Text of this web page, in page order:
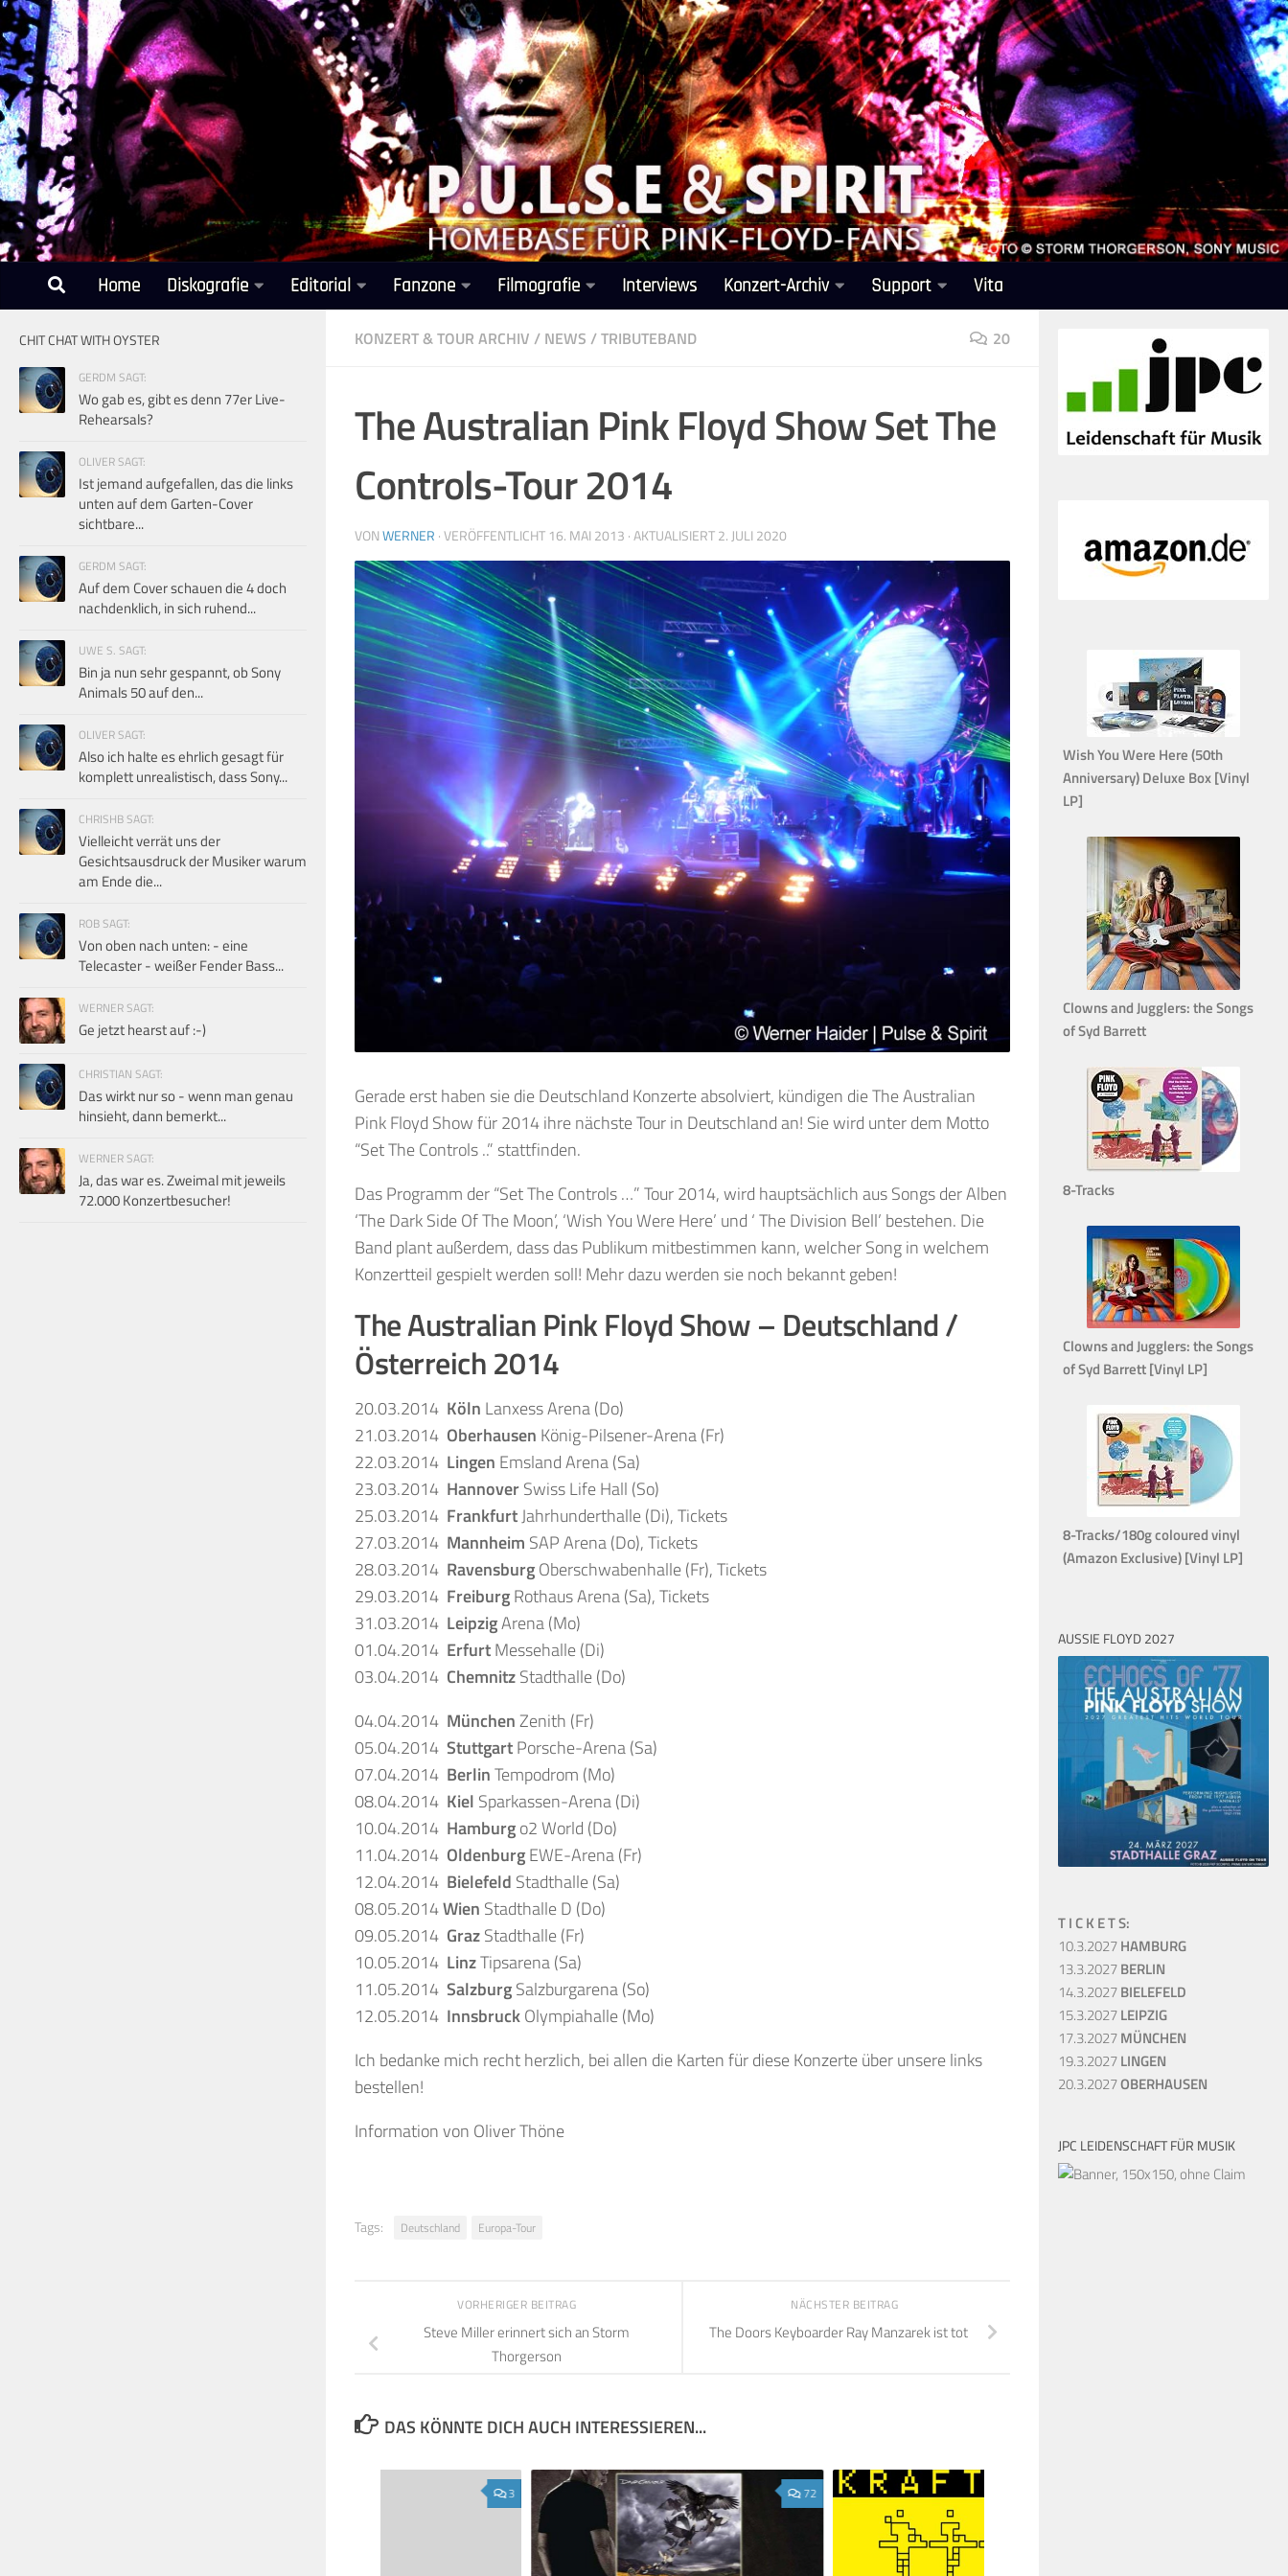
Unter dem Inhalt
Home Diskografie Editorial Fanzone Filmografie Interviews Konzert-Archiv Support Vita
KONZERT & TOUR ARCHIV / NEWS /TRIBUTEBAND 20
The Australian Pink Floyd Show Set The
Controls-Tour 2014
VONWERNER · VERÖFFENTLICHT 16. MAI 2013 · AKTUALISIERT2. JULI 2020
Gerade erst haben sie die Deutschland Konzerte absolviert, kündigen die The Australian
Pink Floyd Show für 2014 ihre nächste Tour in Deutschland an! Sie wird unter dem Motto
“Set The Controls ..” stattfinden.
Das Programm der “Set The Controls …” Tour 2014, wird hauptsächlich aus Songs der Alben
‘The Dark Side Of The Moon’, ‘Wish You Were Here’ und ‘ The Division Bell’ bestehen. Die
Band plant außerdem, dass das Publikum mitbestimmen kann, welcher Song in welchem
Konzertteil gespielt werden soll! Mehr dazu werden sie noch bekannt geben!
The Australian Pink Floyd Show – Deutschland /
Österreich 2014
20.03.2014 Köln Lanxess Arena (Do)
21.03.2014 Oberhausen König-Pilsener-Arena (Fr)
22.03.2014 Lingen Emsland Arena (Sa)
23.03.2014 HannoverSwiss Life Hall (So)
25.03.2014 FrankfurtJahrhunderthalle (Di), Tickets
27.03.2014 Mannheim SAP Arena (Do), Tickets
28.03.2014 RavensburgOberschwabenhalle (Fr), Tickets
29.03.2014 FreiburgRothaus Arena (Sa), Tickets
31.03.2014 LeipzigArena (Mo)
01.04.2014 ErfurtMessehalle (Di)
03.04.2014 ChemnitzStadthalle (Do)
04.04.2014 MünchenZenith (Fr)
05.04.2014 StuttgartPorsche-Arena (Sa)
07.04.2014 BerlinTempodrom (Mo)
08.04.2014 Kiel Sparkassen-Arena (Di)
10.04.2014 Hamburgo2 World (Do)
11.04.2014 OldenburgEWE-Arena (Fr)
12.04.2014 Bielefeld Stadthalle (Sa)
08.05.2014Wien Stadthalle D (Do)
09.05.2014 GrazStadthalle (Fr)
10.05.2014 LinzTipsarena (Sa)
11.05.2014 SalzburgSalzburgarena (So)
12.05.2014 InnsbruckOlympiahalle (Mo)
Ich bedanke mich recht herzlich, bei allen die Karten für diese Konzerte über unsere links
bestellen!
Information von Oliver Thöne
Tags: Deutschland Europa-Tour
NÄCHSTER BEITRAG
The Doors Keyboarder Ray Manzarek ist tot
VORHERIGER BEITRAG
Steve Miller erinnert sich an Storm
Thorgerson
DAS KÖNNTE DICH AUCH INTERESSIEREN...
72
3
CHIT CHAT WITH OYSTER
GERDM SAGT:
Wo gab es, gibt es denn 77er Live-
Rehearsals?
OLIVER SAGT:
Ist jemand aufgefallen, das die links
unten auf dem Garten-Cover
sichtbare...
GERDM SAGT:
Auf dem Cover schauen die 4 doch
nachdenklich, in sich ruhend...
UWE S. SAGT:
Bin ja nun sehr gespannt, ob Sony
Animals 50 auf den...
OLIVER SAGT:
Also ich halte es ehrlich gesagt für
komplett unrealistisch, dass Sony...
CHRISHB SAGT:
Vielleicht verrät uns der
Gesichtsausdruck der Musiker warum
am Ende die...
ROB SAGT:
Von oben nach unten: - eine
Telecaster - weißer Fender Bass...
WERNER SAGT:
Ge jetzt hearst auf :-)
CHRISTIAN SAGT:
Das wirkt nur so - wenn man genau
hinsieht, dann bemerkt...
WERNER SAGT:
Ja, das war es. Zweimal mit jeweils
72.000 Konzertbesucher!
Wish You Were Here (50th
Anniversary) Deluxe Box [Vinyl
LP]
Clowns and Jugglers: the Songs
of Syd Barrett
8-Tracks
Clowns and Jugglers: the Songs
of Syd Barrett [Vinyl LP]
8-Tracks/180g coloured vinyl
(Amazon Exclusive) [Vinyl LP]
AUSSIE FLOYD 2027
T I C K E T S:
10.3.2027HAMBURG
13.3.2027BERLIN
14.3.2027BIELEFELD
15.3.2027LEIPZIG
17.3.2027MÜNCHEN
19.3.2027LINGEN
20.3.2027OBERHAUSEN
JPC LEIDENSCHAFT FÜR MUSIK